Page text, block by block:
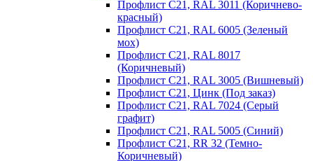
Профлист С21, RAL 3011 (Коричнево-
красный)
Профлист С21, RAL 6005 (Зеленый
мох)
Профлист С21, RAL 8017
(Коричневый)
Профлист С21, RAL 3005 (Вишневый)
Профлист С21, Цинк (Под заказ)
Профлист С21, RAL 7024 (Серый
графит)
Профлист С21, RAL 5005 (Синий)
Профлист С21, RR 32 (Темно-
Коричневый)